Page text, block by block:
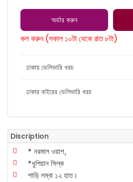
অর্ডার করুন
কল করুন (সকাল ১০টা থেকে রাত ৮টা)
ঢাকায় ডেলিভারি খরচ
ঢাকার বাইরের ডেলিভারি খরচ
Discription
* নরমাল ওয়াশ,
*ধুপিয়ান সিল্ক
শাড়ি লম্বা ১২ হাত।